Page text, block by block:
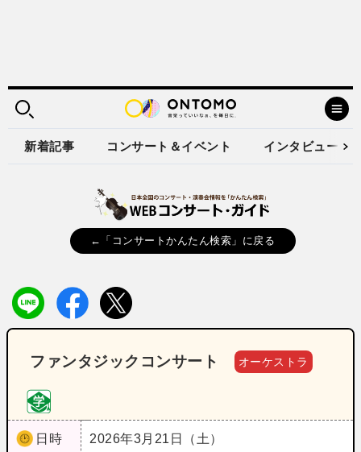
新着記事 コンサート＆イベント インタビュー
←「コンサートかんたん検索」に戻る
ファンタジックコンサート オーケストラ
日時
2026年3月21日（土）